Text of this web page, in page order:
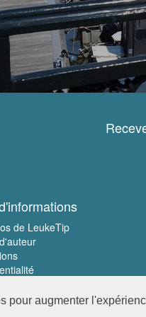
pour augmenter
de LeukeTip